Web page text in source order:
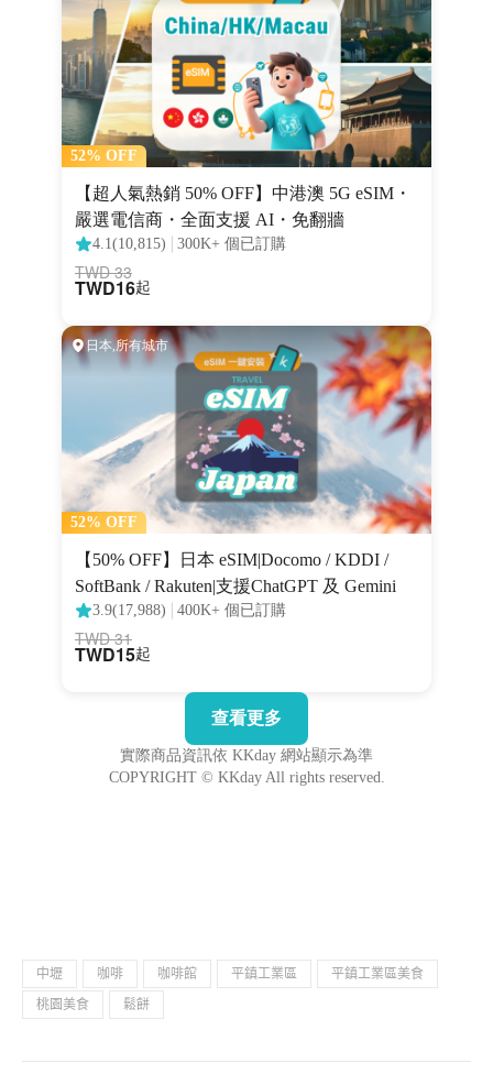
中壢 咖啡 咖啡館 平鎮工業區
平鎮工業區美食
桃園美食
鬆餅